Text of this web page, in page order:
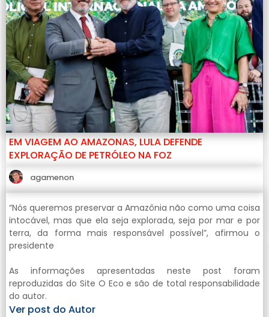
EM VIAGEM AO AMAZONAS, LULA DEFENDE
EXPLORAÇÃO DE PETRÓLEO NA FOZ
agamenon
“Nós queremos preservar a Amazônia não como uma coisa
intocável, mas que ela seja explorada, seja por mar e por
terra, da forma mais responsável possível”, afirmou o
presidente
As informações apresentadas neste post foram
reproduzidas do Site O Eco e são de total responsabilidade
do autor.
Ver post do Autor